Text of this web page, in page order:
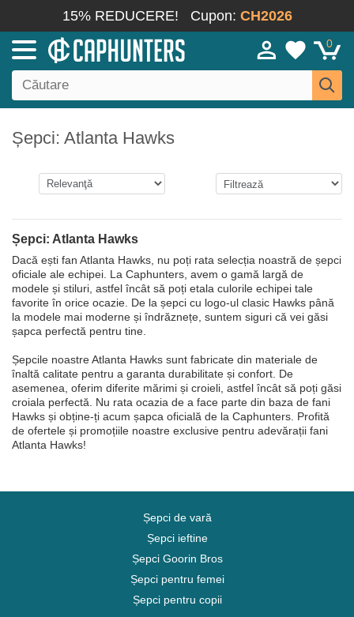
15% REDUCERE! Cupon: CH2026
0
Șepci: Atlanta Hawks
Șepci: Atlanta Hawks
Dacă ești fan Atlanta Hawks, nu poți rata selecția noastră de șepci
oficiale ale echipei. La Caphunters, avem o gamă largă de
modele și stiluri, astfel încât să poți etala culorile echipei tale
favorite în orice ocazie. De la șepci cu logo-ul clasic Hawks până
la modele mai moderne și îndrăznețe, suntem siguri că vei găsi
șapca perfectă pentru tine.
Șepcile noastre Atlanta Hawks sunt fabricate din materiale de
înaltă calitate pentru a garanta durabilitate și confort. De
asemenea, oferim diferite mărimi și croieli, astfel încât să poți găsi
croiala perfectă. Nu rata ocazia de a face parte din baza de fani
Hawks și obține-ți acum șapca oficială de la Caphunters. Profită
de ofertele și promoțiile noastre exclusive pentru adevărații fani
Atlanta Hawks!
Șepci de vară
Șepci ieftine
Șepci Goorin Bros
Șepci pentru femei
Șepci pentru copii